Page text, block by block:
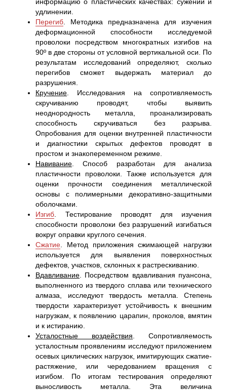
удлинении.
Перегиб . Методика предназначена для изучения
деформационной способности исследуемой
проволоки посредством многократных изгибов на
90º в две стороны от условной вертикальной оси. По
результатам исследований определяют, сколько
перегибов сможет выдержать материал до
разрушения.
Кручение . Исследования на сопротивляемость
скручиванию проводят, чтобы выявить
неоднородность металла, проанализировать
способность скручиваться без разрыва.
Опробования для оценки внутренней пластичности
и диагностики скрытых дефектов проводят в
простом и знакопеременном режиме.
Навивание . Способ разработан для анализа
пластичности проволоки. Также используется для
оценки прочности соединения металлической
основы с полимерными декоративно-защитными
оболочками.
Изгиб . Тестирование проводят для изучения
способности проволоки без разрушений изгибаться
вокруг оправки круглого сечения.
Сжатие . Метод приложения сжимающей нагрузки
используется для выявления поверхностных
дефектов, участков, склонных к растрескиванию.
Вдавливание . Посредством вдавливания пуансона,
выполненного из твердого сплава или технического
алмаза, исследуют твердость металла. Степень
твердости характеризует устойчивость к внешним
нагрузкам, к появлению царапин, проколов, вмятин
и к истиранию.
Усталостные воздействия . Сопротивляемость
усталостным проявлениям исследуют приложением
осевых циклических нагрузок, имитирующих сжатие-
растяжение, или чередованием вращения с
изгибом. По итогам тестирования определяют
выносливость металла. Эта величина